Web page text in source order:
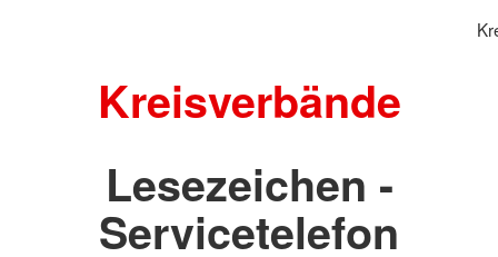
Kreisverbände
Lesezeichen -
Servicetelefon